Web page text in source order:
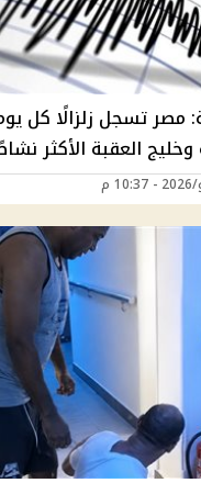
مصر تسجل زلزالًا كل
العقبة الأكثر